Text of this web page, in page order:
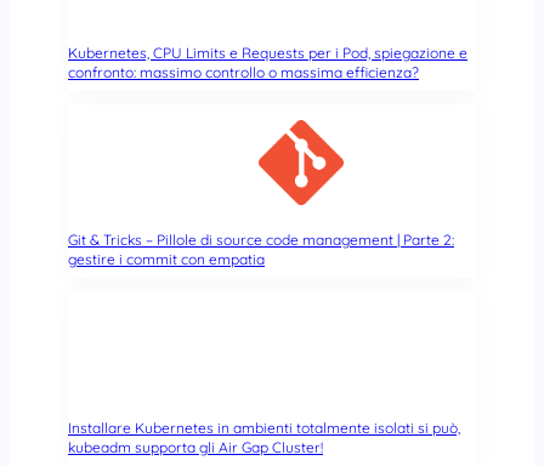
Kubernetes, CPU Limits e Requests per i Pod, spiegazione e
confronto: massimo controllo o massima efficienza?
Git & Tricks – Pillole di source code management | Parte 2:
gestire i commit con empatia
Installare Kubernetes in ambienti totalmente isolati si può,
kubeadm supporta gli Air Gap Cluster!